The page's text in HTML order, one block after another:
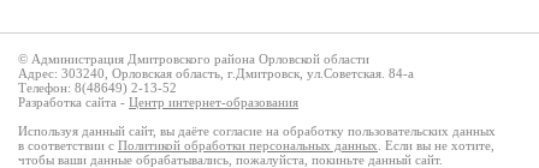
© Администрация Дмитровского района Орловской области
Адрес: 303240, Орловская область, г.Дмитровск, ул.Советская. 84-а
Телефон: 8(48649) 2-13-52
Разработка сайта - Центр интернет-образования
Используя данный сайт, вы даёте согласие на обработку пользовательских данных
в соответствии с Политикой обработки персональных данных . Если вы не хотите,
чтобы ваши данные обрабатывались, пожалуйста, покиньте данный сайт.